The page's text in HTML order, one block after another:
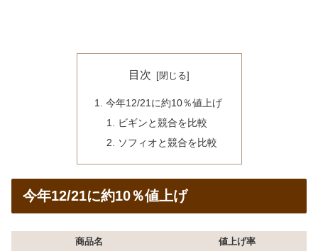
目次
今年12/21に約10％値上げ
ビギンと競合を比較
ソフィオと競合を比較
今年12/21に約10％値上げ
商品名
値上げ率